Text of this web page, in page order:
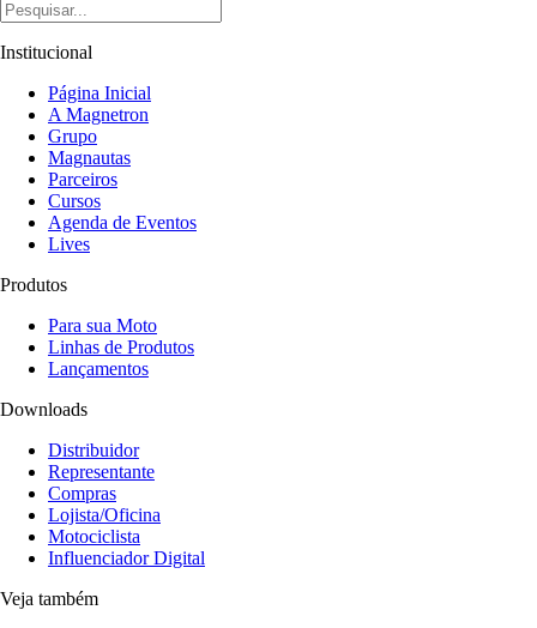
Institucional
Página Inicial
A Magnetron
Grupo
Magnautas
Parceiros
Cursos
Agenda de Eventos
Lives
Produtos
Para sua Moto
Linhas de Produtos
Lançamentos
Downloads
Distribuidor
Representante
Compras
Lojista/Oficina
Motociclista
Influenciador Digital
Veja também